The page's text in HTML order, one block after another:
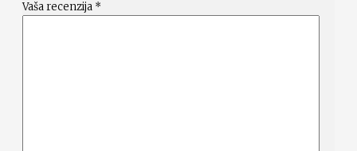
Vaša recenzija *